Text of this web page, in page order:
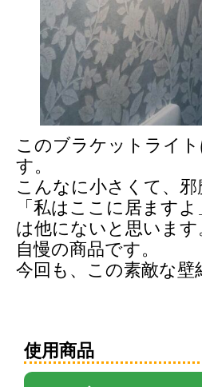
このブラケットライ
す。
こんなに小さくて、
「私はここに居ます
は他にないと思います
自慢の商品です。
今回も、この素敵な
使用商品